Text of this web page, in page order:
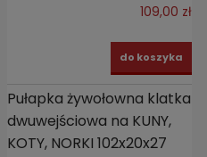
109,00 zł
do koszyka
Pułapka żywołowna klatka
dwuwejściowa na KUNY,
KOTY, NORKI 102x20x27